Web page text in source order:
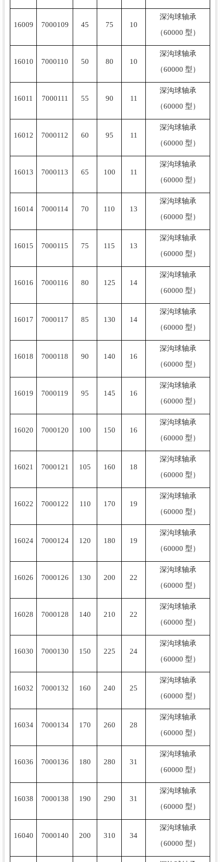
16009 7000109 45 75 10
深沟球轴承
（60000 型）
16010 7000110 50 80 10
深沟球轴承
（60000 型）
16011 7000111 55 90 11
深沟球轴承
（60000 型）
16012 7000112 60 95 11
深沟球轴承
（60000 型）
16013 7000113 65 100 11
深沟球轴承
（60000 型）
16014 7000114 70 110 13
深沟球轴承
（60000 型）
16015 7000115 75 115 13
深沟球轴承
（60000 型）
16016 7000116 80 125 14
深沟球轴承
（60000 型）
16017 7000117 85 130 14
深沟球轴承
（60000 型）
16018 7000118 90 140 16
深沟球轴承
（60000 型）
16019 7000119 95 145 16
深沟球轴承
（60000 型）
16020 7000120 100 150 16
深沟球轴承
（60000 型）
16021 7000121 105 160 18
深沟球轴承
（60000 型）
16022 7000122 110 170 19
深沟球轴承
（60000 型）
16024 7000124 120 180 19
深沟球轴承
（60000 型）
16026 7000126 130 200 22
深沟球轴承
（60000 型）
16028 7000128 140 210 22
深沟球轴承
（60000 型）
16030 7000130 150 225 24
深沟球轴承
（60000 型）
16032 7000132 160 240 25
深沟球轴承
（60000 型）
16034 7000134 170 260 28
深沟球轴承
（60000 型）
16036 7000136 180 280 31
深沟球轴承
（60000 型）
16038 7000138 190 290 31
深沟球轴承
（60000 型）
16040 7000140 200 310 34
深沟球轴承
（60000 型）